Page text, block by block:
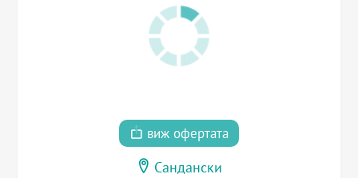
виж офертата
Сандански